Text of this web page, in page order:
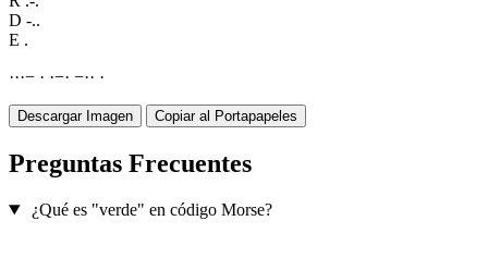
D -..
E .
···− · ·−· −·· ·
Descargar Imagen Copiar al Portapapeles
Preguntas Frecuentes
¿Qué es "verde" en código Morse?